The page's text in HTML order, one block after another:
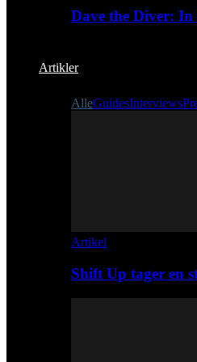
Dave the Diver: In
Artikler
AlleGuidesInterviews
Artikel
Shift Up tager en